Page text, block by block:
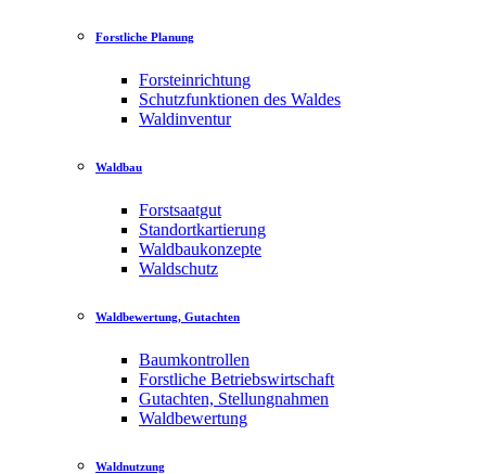
Forstliche Planung
Forsteinrichtung
Schutzfunktionen des Waldes
Waldinventur
Waldbau
Forstsaatgut
Standortkartierung
Waldbaukonzepte
Waldschutz
Waldbewertung, Gutachten
Baumkontrollen
Forstliche Betriebswirtschaft
Gutachten, Stellungnahmen
Waldbewertung
Waldnutzung